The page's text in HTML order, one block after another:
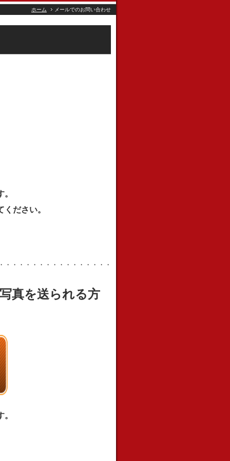
ホーム メールでのお問い合わせ
ださい。
・・・・・・・・・・・・・・・・・・・・・・・・・・・
真を送られる方